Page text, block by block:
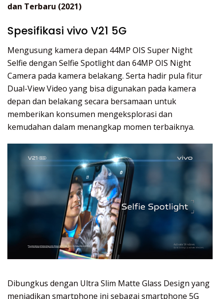
dan Terbaru (2021)
Spesifikasi vivo V21 5G
Mengusung kamera depan 44MP OIS Super Night
Selfie dengan Selfie Spotlight dan 64MP OIS Night
Camera pada kamera belakang. Serta hadir pula fitur
Dual-View Video yang bisa digunakan pada kamera
depan dan belakang secara bersamaan untuk
memberikan konsumen mengeksplorasi dan
kemudahan dalam menangkap momen terbaiknya.
Dibungkus dengan Ultra Slim Matte Glass Design yang
menjadikan smartphone ini sebagai smartphone 5G